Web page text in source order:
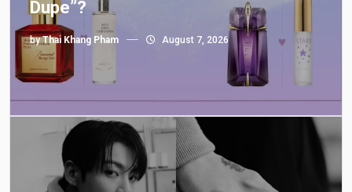
Dupe”?
byThai Khang Pham August 7, 2026